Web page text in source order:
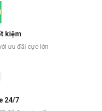
kiệm
ưu đãi cực lớn
24/7